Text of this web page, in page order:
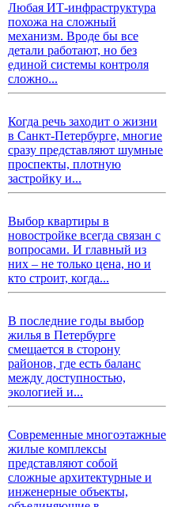
Любая ИТ-инфраструктура
похожа на сложный
механизм. Вроде бы все
детали работают, но без
единой системы контроля
сложно...
Когда речь заходит о жизни
в Санкт-Петербурге, многие
сразу представляют шумные
проспекты, плотную
застройку и...
Выбор квартиры в
новостройке всегда связан с
вопросами. И главный из
них – не только цена, но и
кто строит, когда...
В последние годы выбор
жилья в Петербурге
смещается в сторону
районов, где есть баланс
между доступностью,
экологией и...
Современные многоэтажные
жилые комплексы
представляют собой
сложные архитектурные и
инженерные объекты,